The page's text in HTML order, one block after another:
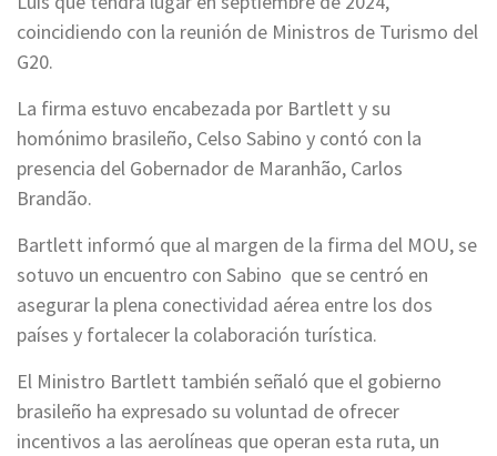
coincidiendo con la reunión de Ministros de Turismo del
G20.
La firma estuvo encabezada por Bartlett y su
homónimo brasileño, Celso Sabino y contó con la
presencia del Gobernador de Maranhão, Carlos
Brandão.
Bartlett informó que al margen de la firma del MOU, se
sotuvo un encuentro con Sabino que se centró en
asegurar la plena conectividad aérea entre los dos
países y fortalecer la colaboración turística.
El Ministro Bartlett también señaló que el gobierno
brasileño ha expresado su voluntad de ofrecer
incentivos a las aerolíneas que operan esta ruta, un